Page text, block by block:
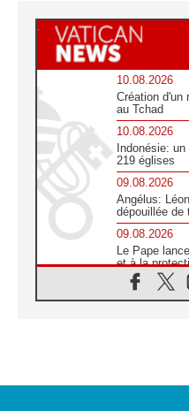
10.08.2026
Création d'un
au Tchad
10.08.2026
Indonésie:
219 églises
09.08.2026
Angélus:
dépouillée de
09.08.2026
Le Pape
et à la
09.08.2026
Déclaration
08.08.2026